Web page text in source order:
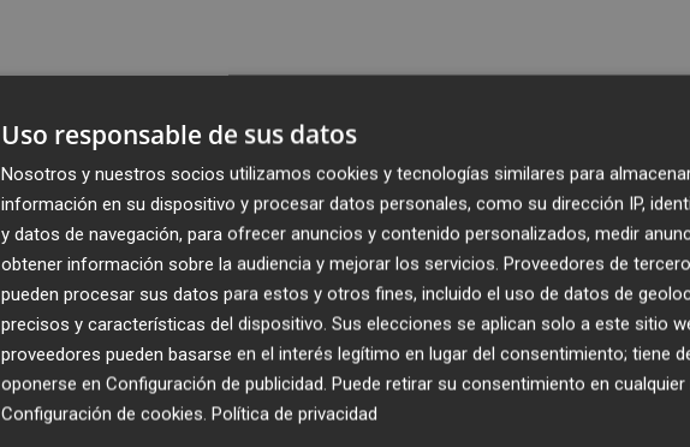
Uso responsable de sus datos
Nosotros y nuestros socios utilizamos cookies y tecnologías similares para
información en su dispositivo y procesar datos personales, como su dirección IP,
y datos de navegación, para ofrecer anuncios y contenido personalizados, medir
obtener información sobre la audiencia y mejorar los servicios. Proveedores de
pueden procesar sus datos para estos y otros fines, incluido el uso de datos de
precisos y características del dispositivo. Sus elecciones se aplican solo a este sitio
proveedores pueden basarse en el interés legítimo en lugar del consentimiento; tiene
oponerse en Configuración de publicidad. Puede retirar su consentimiento en
Configuración de cookies. Política de privacidad